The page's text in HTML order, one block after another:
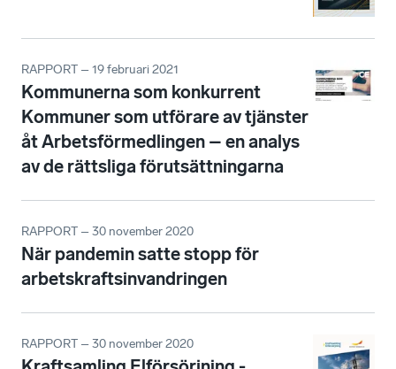
RAPPORT – 19 februari 2021
Kommunerna som konkurrent
Kommuner som utförare av tjänster
åt Arbetsförmedlingen – en analys
av de rättsliga förutsättningarna
RAPPORT – 30 november 2020
När pandemin satte stopp för
arbetskraftsinvandringen
RAPPORT – 30 november 2020